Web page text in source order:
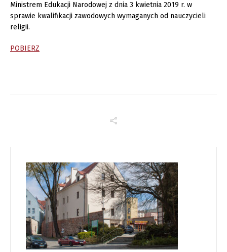
Ministrem Edukacji Narodowej z dnia 3 kwietnia 2019 r. w
sprawie kwalifikacji zawodowych wymaganych od nauczycieli
religii.
POBIERZ